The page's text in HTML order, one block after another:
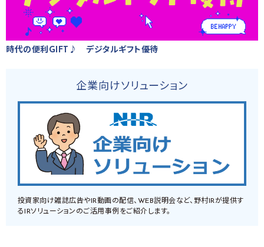
時代の便利GIFT♪ デジタルギフト優待
企業向けソリューション
投資家向け雑誌広告やIR動画の配信、WEB説明会など、野村IRが提供す
るIRソリューションのご活用事例をご紹介します。